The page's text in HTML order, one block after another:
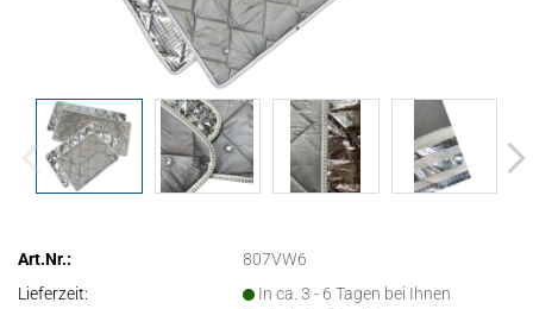
Art.Nr.:
807VW6
Lieferzeit:
In ca. 3 - 6 Tagen bei Ihnen